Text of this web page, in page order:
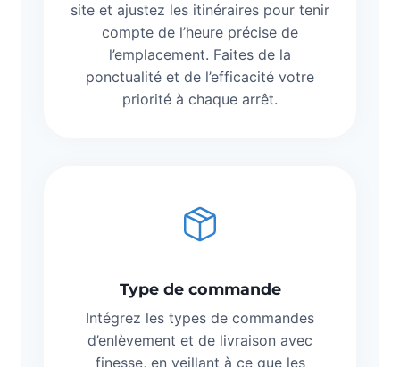
site et ajustez les itinéraires pour tenir
compte de l’heure précise de
l’emplacement. Faites de la
ponctualité et de l’efficacité votre
priorité à chaque arrêt.
Type de commande
Intégrez les types de commandes
d’enlèvement et de livraison avec
finesse, en veillant à ce que les